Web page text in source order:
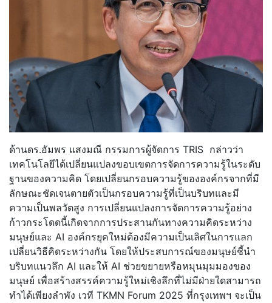
ด้านดร.อัมพร แสงมณี กรรมการผู้จัดการ TRIS กล่าวว่า
เทคโนโลยีได้เปลี่ยนแปลงขอบเขตการจัดการความรู้ในระดับ
ฐานของความคิด โดยเปลี่ยนกรอบความรู้ขององค์กรจากที่มี
ลักษณะชัดเจนตายตัวเป็นกรอบความรู้ที่เป็นบริบทและมี
ความเป็นพลวัตสูง การเปลี่ยนแปลงการจัดการความรู้อย่าง
ก้าวกระโดดนี้เกิดจากการประสานกันทางความคิดระหว่าง
มนุษย์และ AI องค์กรยุคใหม่ต้องมีความเป็นเลิศในการแลก
เปลี่ยนวิธีคิดระหว่างกัน โดยให้ประสบการณ์ของมนุษย์ชี้นำ
บริบทแนวลึก AI และให้ AI ช่วยขยายหรือหมุนมุมมองของ
มนุษย์ เพื่อสร้างสรรค์ความรู้ใหม่เชิงลึกที่ไม่มีฝ่ายใดสามารถ
ทำได้เพียงลำพัง เวที TKMN Forum 2025 ที่กรุงเทพฯ จะเป็น